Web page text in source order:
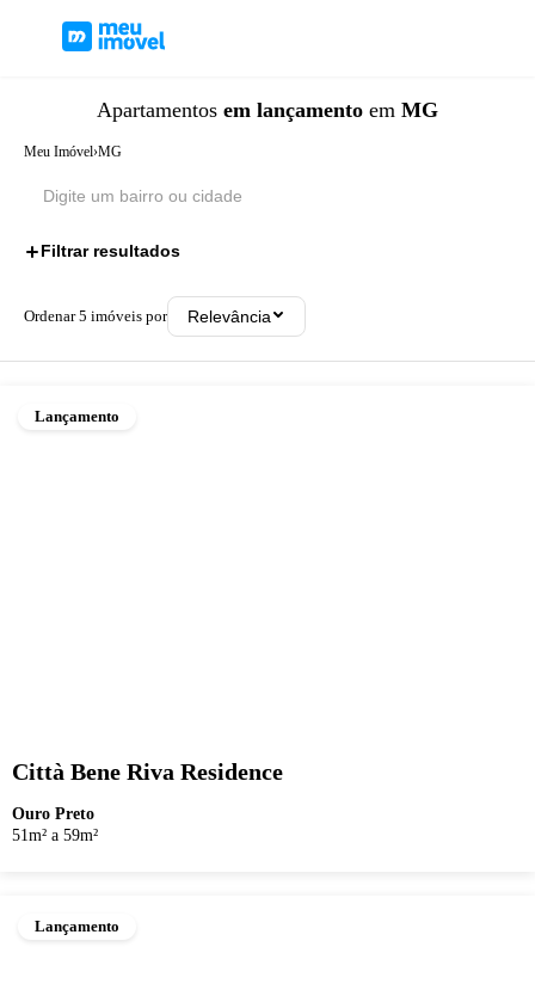
Apartamentos em lançamento em MG
Meu Imóvel›MG
Filtrar resultados
Ordenar5 imóveis por Relevância
Lançamento
Città Bene Riva Residence
Ouro Preto
51m² a 59m²
Lançamento